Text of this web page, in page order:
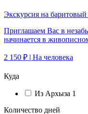
Экскурсия на
Приглашаем Вас в
начинается в
2 150 ₽ | На человека
Куда
Из Архыза 1
Количество дней